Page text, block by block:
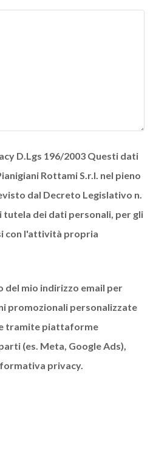
D.Lgs 196/2003 Questi dati
Rottami S.r.l. nel pieno
dal Decreto Legislativo n.
tutela dei dati personali, per gli
con l'attività propria
del mio indirizzo email per
promozionali personalizzate
tramite piattaforme
(es. Meta, Google Ads),
privacy.